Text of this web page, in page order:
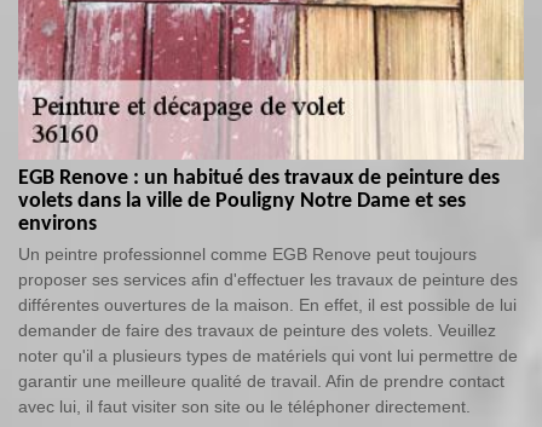
EGB Renove : un habitué des travaux de peinture des
volets dans la ville de Pouligny Notre Dame et ses
environs
Un peintre professionnel comme EGB Renove peut toujours
proposer ses services afin d'effectuer les travaux de peinture des
différentes ouvertures de la maison. En effet, il est possible de lui
demander de faire des travaux de peinture des volets. Veuillez
noter qu'il a plusieurs types de matériels qui vont lui permettre de
garantir une meilleure qualité de travail. Afin de prendre contact
avec lui, il faut visiter son site ou le téléphoner directement.